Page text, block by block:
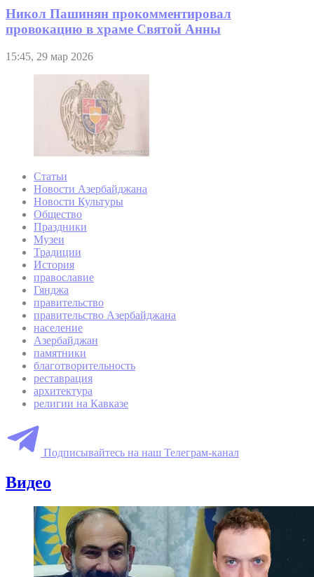
Никол Пашинян прокомментировал
провокацию в храме Святой Анны
15:45, 29 мар 2026
Статьи
Новости Азербайджана
Новости Культуры
Общество
Праздники
Музеи
Традиции
История
православие
Гянджа
правительство
правительство Азербайджана
население
Азербайджан
памятники
благотворительность
реставрация
архитектура
религии на Кавказе
Подписывайтесь на наш Телеграм-канал
Видео